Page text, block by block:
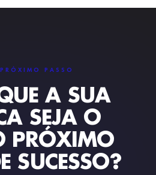
PASSO
A SUA
SEJA O
PRÓXIMO
SUCESSO?